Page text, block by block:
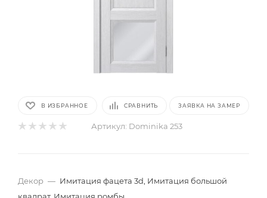
В ИЗБРАННОЕ СРАВНИТЬ ЗАЯВКА НА ЗАМЕР
Артикул: Dominika 253
Декор — Имитация фацета 3d, Имитация большой